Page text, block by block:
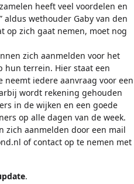
heeft veel voordelen en
wethouder Gaby van den
op zich gaat nemen, moet nog
zich aanmelden voor het
hun terrein. Hier staat een
neemt iedere aanvraag voor een
wordt rekening gehouden
in de wijken en een goede
op alle dagen van de week.
zich aanmelden door een mail
of contact op te nemen met
.